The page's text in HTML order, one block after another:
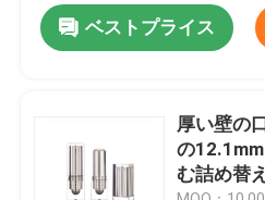
化粧品の空気のないびん
化粧品のローションのびん
化粧品のクリーム色の瓶
ベストプライス
厚い壁の
の
む詰め替